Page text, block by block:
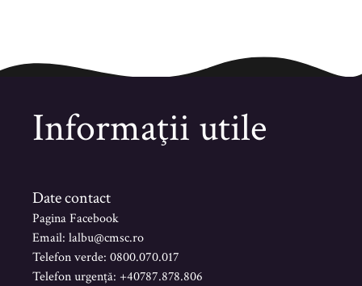
Informaţii utile
Date contact
Pagina Facebook
Email: lalbu@cmsc.ro
Telefon verde: 0800.070.017
Telefon urgență: +40787.878.806